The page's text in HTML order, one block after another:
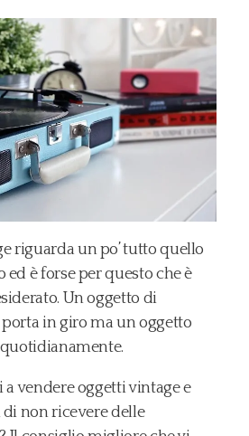
riguarda un po’ tutto quello
è forse per questo che è
Un oggetto di
in giro ma un oggetto
a vendere oggetti vintage e
di non ricevere delle